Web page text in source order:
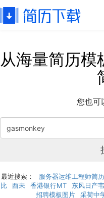
从海量简历模
您也可
最近搜索： 服务器运维工程师简历
比
酉未 香港银行MT 东风日产
招聘模板图片
采荷中